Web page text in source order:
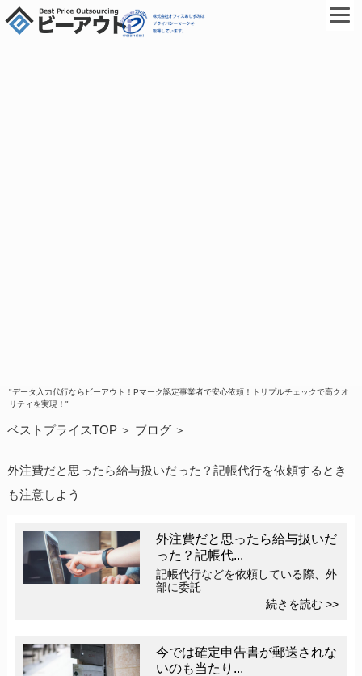
"データ入力代行ならビーアウト！Pマーク認定事業者で安心依頼！トリプルチェックで高クオ
リティを実現！"
ベストプライスTOP ブログ
外注費だと思ったら給与扱いだった？記帳代行を依頼するとき
も注意しよう
外注費だと思ったら給与扱いだ
った？記帳代...
記帳代行などを依頼している際、外
部に委託
続きを読む >>
今では確定申告書が郵送されな
いのも当たり...